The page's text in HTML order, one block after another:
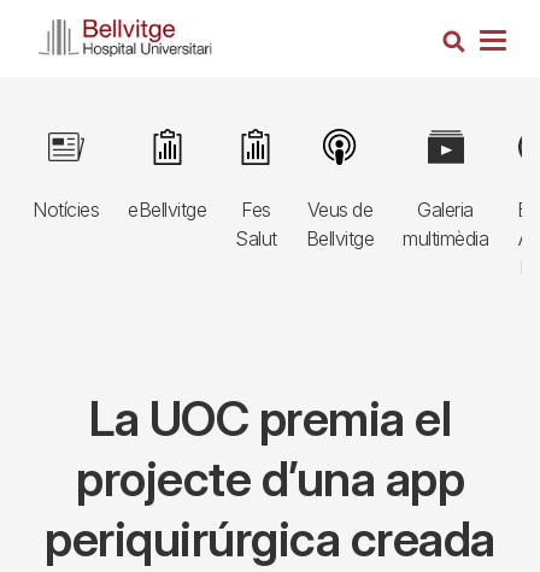
Cerca
Navegació
principal
3r
Notícies
Image
eBellvitge
Image
Fes
Salut
Image
Veus de
Bellvitge
Image
Galeria
multimèdia
Image
La UOC premia el
projecte d’una app
periquirúrgica creada